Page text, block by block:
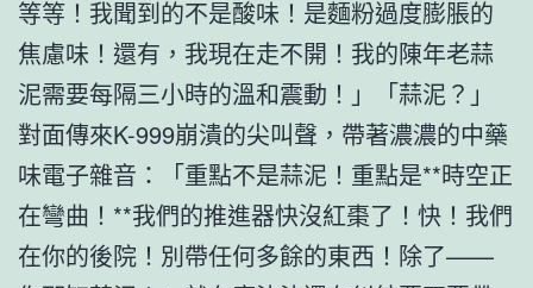
等等！我聞到的不是酸味！是麵粉過度膨脹的
焦慮味！還有，我現在走不開！我的陳年老蒜
泥需要每隔三小時的溫和震動！」「蒜泥？」
對面傳來K-999崩潰的尖叫聲，帶著濃濃的中藥
味電子雜音：「重點不是蒜泥！重點是**時空正
在彎曲！**我們的推進器快沒紅棗了！快！我們
在你的後院！別帶任何多餘的東西！除了——